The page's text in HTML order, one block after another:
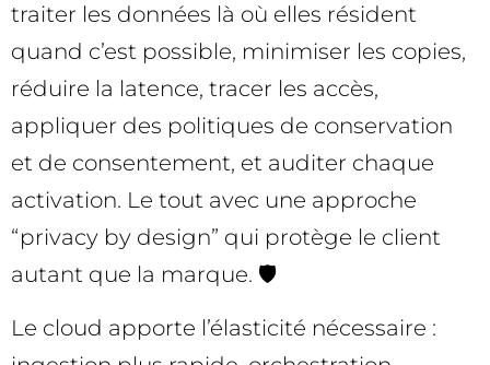
traiter les données là où elles résident
quand c’est possible, minimiser les copies,
réduire la latence, tracer les accès,
appliquer des politiques de conservation
et de consentement, et auditer chaque
activation. Le tout avec une approche
“privacy by design” qui protège le client
autant que la marque. 🛡️
Le cloud apporte l’élasticité nécessaire :